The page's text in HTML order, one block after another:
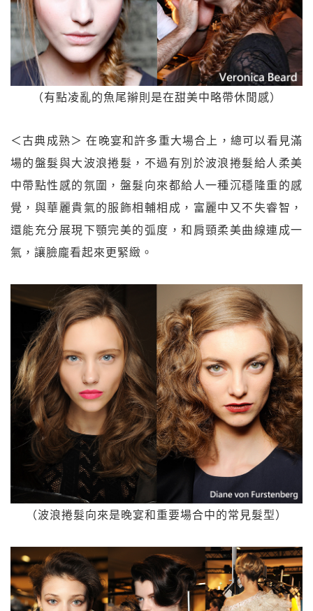
（有點凌亂的魚尾辮則是在甜美中略帶休閒感）
＜古典成熟＞ 在晚宴和許多重大場合上，總可以看見滿
場的盤髮與大波浪捲髮，不過有別於波浪捲髮給人柔美
中帶點性感的氛圍，盤髮向來都給人一種沉穩隆重的感
覺，與華麗貴氣的服飾相輔相成，富麗中又不失睿智，
還能充分展現下顎完美的弧度，和肩頸柔美曲線連成一
氣，讓臉龐看起來更緊緻。
（波浪捲髮向來是晚宴和重要場合中的常見髮型）